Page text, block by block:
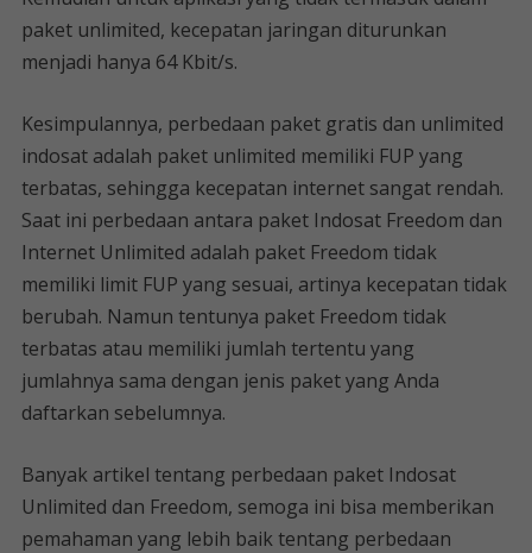
paket unlimited, kecepatan jaringan diturunkan
menjadi hanya 64 Kbit/s.
Kesimpulannya, perbedaan paket gratis dan unlimited
indosat adalah paket unlimited memiliki FUP yang
terbatas, sehingga kecepatan internet sangat rendah.
Saat ini perbedaan antara paket Indosat Freedom dan
Internet Unlimited adalah paket Freedom tidak
memiliki limit FUP yang sesuai, artinya kecepatan tidak
berubah. Namun tentunya paket Freedom tidak
terbatas atau memiliki jumlah tertentu yang
jumlahnya sama dengan jenis paket yang Anda
daftarkan sebelumnya.
Banyak artikel tentang perbedaan paket Indosat
Unlimited dan Freedom, semoga ini bisa memberikan
pemahaman yang lebih baik tentang perbedaan